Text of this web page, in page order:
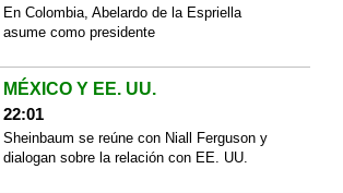
En Colombia, Abelardo de la Espriella
asume como presidente
MÉXICO Y EE. UU.
22:01
Sheinbaum se reúne con Niall Ferguson y
dialogan sobre la relación con EE. UU.